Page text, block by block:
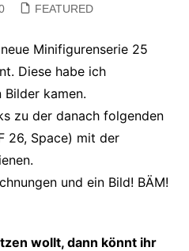
FEATURED
Minifigurenserie 25
Diese habe ich
kamen.
zu der danach folgenden
26, Space) mit der
und ein Bild! BÄM!
wollt, dann könnt ihr